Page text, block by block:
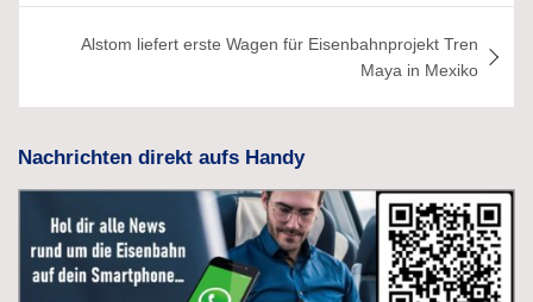
Alstom liefert erste Wagen für Eisenbahnprojekt Tren
Maya in Mexiko
Nachrichten direkt aufs Handy